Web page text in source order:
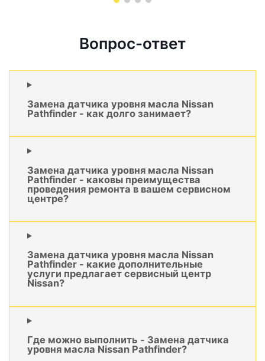
Вопрос-ответ
Замена датчика уровня масла Nissan
Pathfinder - как долго занимает?
Замена датчика уровня масла Nissan
Pathfinder - каковы преимущества
проведения ремонта в вашем сервисном
центре?
Замена датчика уровня масла Nissan
Pathfinder - какие дополнительные
услуги предлагает сервисный центр
Nissan?
Где можно выполнить - Замена датчика
уровня масла Nissan Pathfinder?